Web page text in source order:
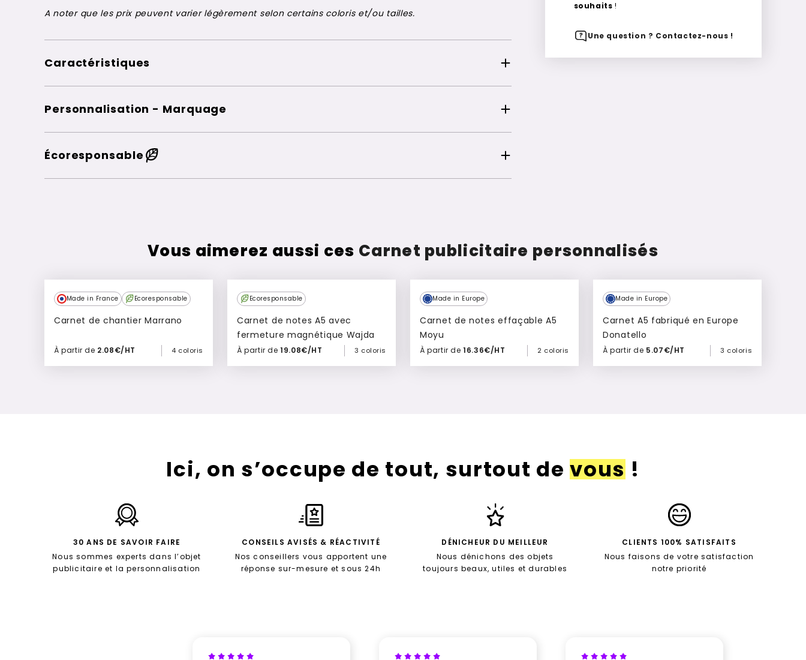
A noter que les prix peuvent varier légèrement selon certains coloris et/ou tailles.
Caractéristiques
Personnalisation - Marquage
Écoresponsable
souhaits !
Une question ? Contactez-nous !
Vous aimerez aussi ces Carnet publicitaire personnalisés
Made in France Ecoresponsable
Carnet de chantier Marrano
À partir de 2.08€/HT 4 coloris
Ajouter à mon devis
Ecoresponsable
Carnet de notes A5 avec
fermeture magnétique Wajda
À partir de19.08€/HT 3 coloris
Ajouter à mon devis
Made in Europe
Carnet de notes effaçable A5
Moyu
À partir de16.36€/HT 2 coloris
Ajouter à mon devis
Made in Europe
Carnet A5 fabriqué en Europe
Donatello
À partir de 5.07€/HT 3 coloris
Ajouter à mon devis
Ici, on s’occupe de tout, surtout devous !
30 ANS DE SAVOIR FAIRE
Nous sommes experts dans l’objet
publicitaire et la personnalisation
CONSEILS AVISÉS & RÉACTIVITÉ
Nos conseillers vous apportent une
réponse sur-mesure et sous 24h
DÉNICHEUR DU MEILLEUR
Nous dénichons des objets
toujours beaux, utiles et durables
CLIENTS 100% SATISFAITS
Nous faisons de votre satisfaction
notre priorité